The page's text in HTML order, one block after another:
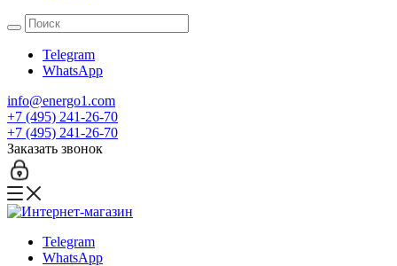
Telegram
WhatsApp
info@energo1.com
+7 (495) 241-26-70
+7 (495) 241-26-70
Заказать звонок
Telegram
WhatsApp